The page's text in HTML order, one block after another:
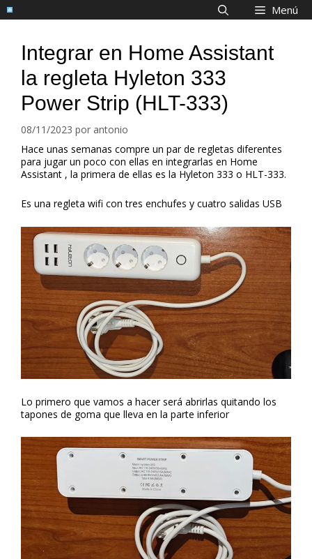
Saltar
al
Menú
Integrar en Home Assistant
la regleta Hyleton 333
Power Strip (HLT-333)
08/11/2023 por antonio
Hace unas semanas compre un par de regletas diferentes
para jugar un poco con ellas en integrarlas en Home
Assistant , la primera de ellas es la Hyleton 333 o HLT-333.
Es una regleta wifi con tres enchufes y cuatro salidas USB
Lo primero que vamos a hacer será abrirlas quitando los
tapones de goma que lleva en la parte inferior